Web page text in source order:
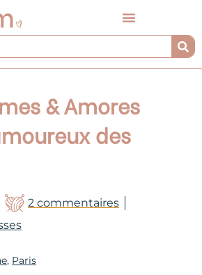
& Amores
des
2 commentaires
, Paris